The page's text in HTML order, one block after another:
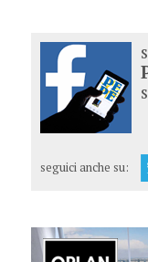
seguici anche su: